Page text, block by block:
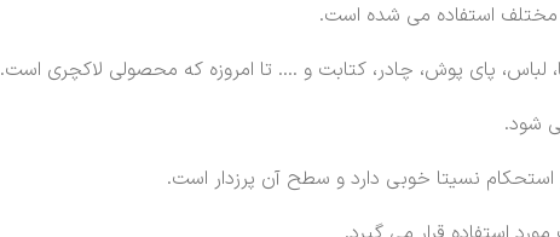
مختلف استفاده می شده است.
لباس، پای پوش، چادر، کتابت و …. تا امروزه که محصولی لاکچری است.
شود.
نسیتا خوبی دارد و سطح آن پرزدار است.